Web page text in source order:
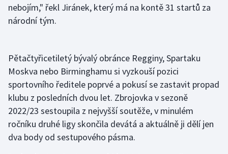
Moderní pětiboj
Olympijské hry
Parasport
Plavání
nebojím," řekl Jiránek, který má na kontě 31 startů za
národní tým.
Pětačtyřicetiletý bývalý obránce Regginy, Spartaku
Moskva nebo Birminghamu si vyzkouší pozici
sportovního ředitele poprvé a pokusí se zastavit propad
klubu z posledních dvou let. Zbrojovka v sezoně
2022/23 sestoupila z nejvyšší soutěže, v minulém
ročníku druhé ligy skončila devátá a aktuálně ji dělí jen
dva body od sestupového pásma.